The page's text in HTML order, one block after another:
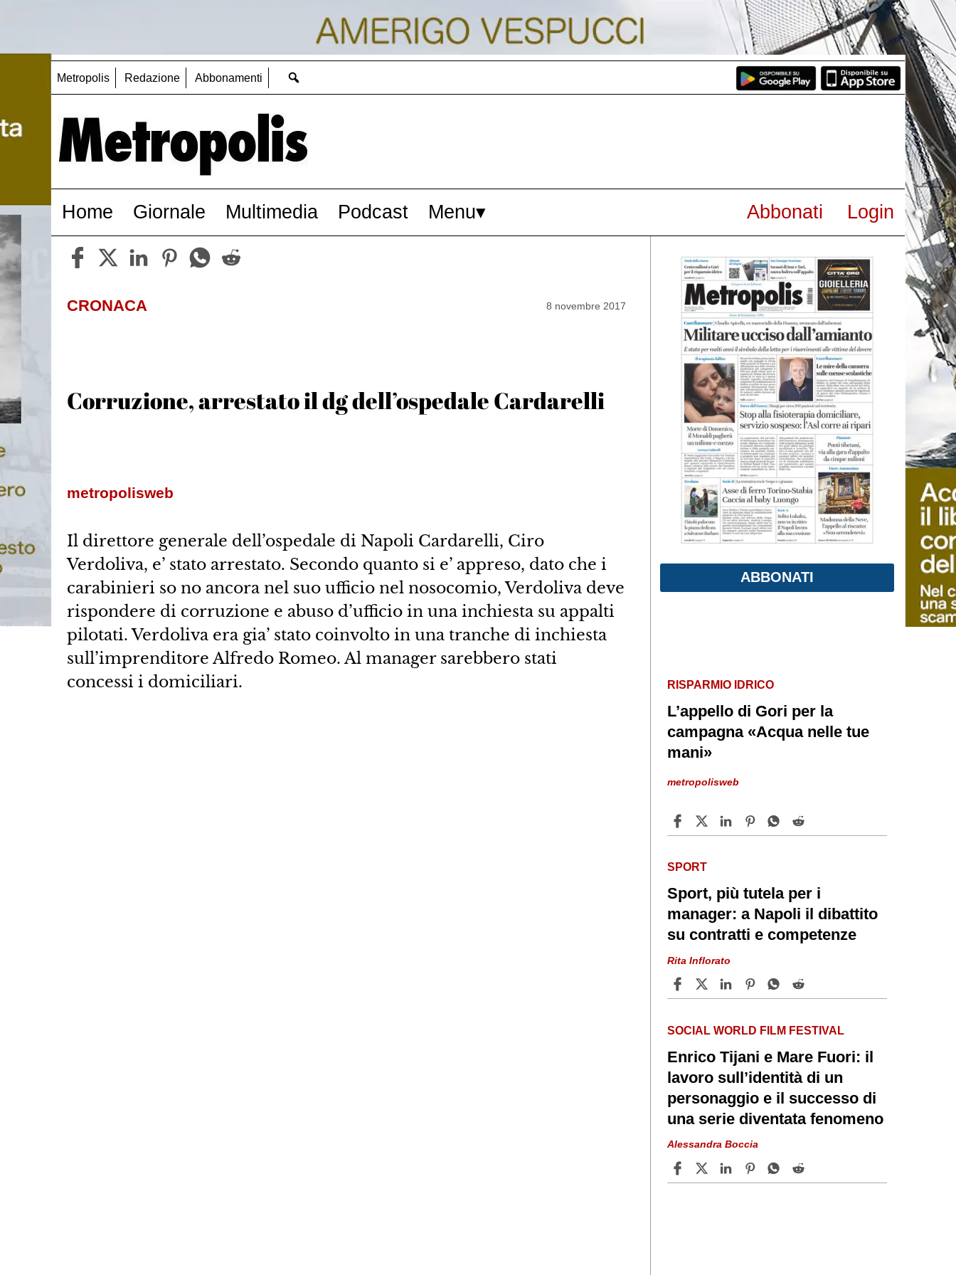
Metropolis Redazione Abbonamenti
Home Giornale Multimedia Podcast Menu Abbonati Login
CRONACA 8 novembre 2017
Corruzione, arrestato il dg dell’ospedale Cardarelli
metropolisweb
Il direttore generale dell’ospedale di Napoli Cardarelli, Ciro
Verdoliva, e’ stato arrestato. Secondo quanto si e’ appreso, dato che i
carabinieri so no ancora nel suo ufficio nel nosocomio, Verdoliva deve
rispondere di corruzione e abuso d’ufficio in una inchiesta su appalti
pilotati. Verdoliva era gia’ stato coinvolto in una tranche di inchiesta
sull’imprenditore Alfredo Romeo. Al manager sarebbero stati
concessi i domiciliari.
ABBONATI
RISPARMIO IDRICO
L’appello di Gori per la
campagna «Acqua nelle tue
mani»
metropolisweb
SPORT
Sport, più tutela per i
manager: a Napoli il dibattito
su contratti e competenze
Rita Inflorato
SOCIAL WORLD FILM FESTIVAL
Enrico Tijani e Mare Fuori: il
lavoro sull’identità di un
personaggio e il successo di
una serie diventata fenomeno
Alessandra Boccia